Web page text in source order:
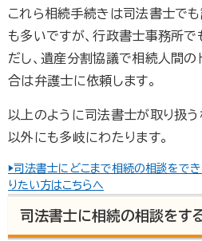
これら相続手続きは司法書士でも
も多いですが、行政書士事務所で
だし、遺産分割協議で相続人間の
合は弁護士に依頼します。
以上のように司法書士が取り扱
以外にも多岐にわたります。
▶司法書士にどこまで相続の相談をでき
りたい方はこちらへ
司法書士に相続の相談をす